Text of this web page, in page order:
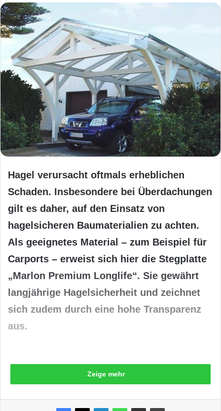
Hagel verursacht oftmals erheblichen
Schaden. Insbesondere bei Überdachungen
gilt es daher, auf den Einsatz von
hagelsicheren Baumaterialien zu achten.
Als geeignetes Material – zum Beispiel für
Carports – erweist sich hier die Stegplatte
„Marlon Premium Longlife“. Sie gewährt
langjährige Hagelsicherheit und zeichnet
sich zudem durch eine hohe Transparenz
aus.
Hagelsicherheit hat – insbesondere vor dem
Hintergrund des Klimawandels – in den letzten
Zeige mehr